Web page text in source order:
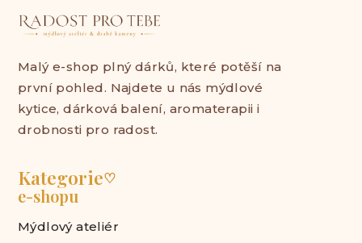
Malý e-shop plný dárků, které potěší na
první pohled. Najdete u nás mýdlové
kytice, dárková balení, aromaterapii i
drobnosti pro radost.
Kategorie♡
e-shopu
Mýdlový ateliér